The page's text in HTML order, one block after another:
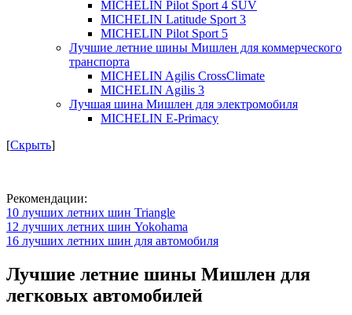
MICHELIN Pilot Sport 4 SUV
MICHELIN Latitude Sport 3
MICHELIN Pilot Sport 5
Лучшие летние шины Мишлен для коммерческого
транспорта
MICHELIN Agilis CrossClimate
MICHELIN Agilis 3
Лучшая шина Мишлен для электромобиля
MICHELIN E-Primacy
[Скрыть]
Рекомендации:
10 лучших летних шин Triangle
12 лучших летних шин Yokohama
16 лучших летних шин для автомобиля
Лучшие летние шины Мишлен для
легковых автомобилей